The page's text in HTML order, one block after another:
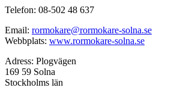
Telefon: 08-502 48 637
Email: rormokare@rormokare-solna.se
Webbplats: www.rormokare-solna.se
Adress: Plogvägen
169 59 Solna
Stockholms län